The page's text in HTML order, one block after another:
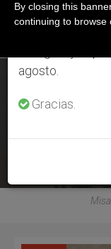
ÚLTIMAS
Santa Marta: El
soledad y miedo
agosto.
Gracias.
By closing this
continuing to browse